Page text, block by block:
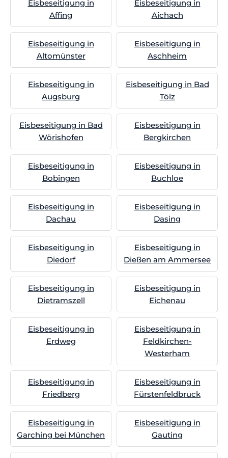
Eisbeseitigung in
Affing
Eisbeseitigung in
Aichach
Eisbeseitigung in
Altomünster
Eisbeseitigung in
Aschheim
Eisbeseitigung in
Augsburg
Eisbeseitigung in Bad
Tölz
Eisbeseitigung in Bad
Wörishofen
Eisbeseitigung in
Bergkirchen
Eisbeseitigung in
Bobingen
Eisbeseitigung in
Buchloe
Eisbeseitigung in
Dachau
Eisbeseitigung in
Dasing
Eisbeseitigung in
Diedorf
Eisbeseitigung in
Dießen am Ammersee
Eisbeseitigung in
Dietramszell
Eisbeseitigung in
Eichenau
Eisbeseitigung in
Erdweg
Eisbeseitigung in
Feldkirchen-
Westerham
Eisbeseitigung in
Friedberg
Eisbeseitigung in
Fürstenfeldbruck
Eisbeseitigung in
Garching bei München
Eisbeseitigung in
Gauting